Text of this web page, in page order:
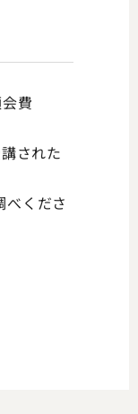
費
された
べくださ